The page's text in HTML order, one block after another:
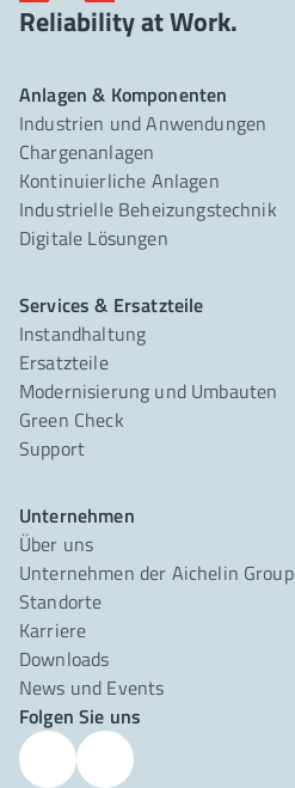
Reliability at Work.
Anlagen & Komponenten
Industrien und Anwendungen
Chargenanlagen
Kontinuierliche Anlagen
Industrielle Beheizungstechnik
Digitale Lösungen
Services & Ersatzteile
Instandhaltung
Ersatzteile
Modernisierung und Umbauten
Green Check
Support
Unternehmen
Über uns
Unternehmen der Aichelin Group
Standorte
Karriere
Downloads
News und Events
Folgen Sie uns